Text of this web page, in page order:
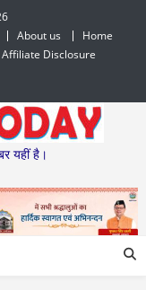
About us
Home
Affiliate Disclosure
यहीं है।